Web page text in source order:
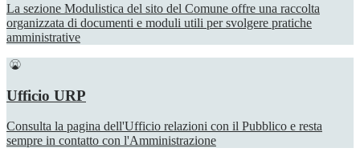
La sezione Modulistica del sito del Comune offre una raccolta
organizzata di documenti e moduli utili per svolgere pratiche
amministrative
Ufficio URP
Consulta la pagina dell'Ufficio relazioni con il Pubblico e resta
sempre in contatto con l'Amministrazione